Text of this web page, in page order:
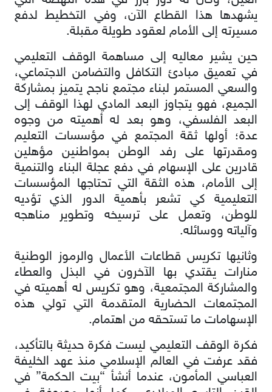
يشهدها هذا القطاع الآن، وفي التخطيط لدفع
مسيرته إلى الأمام لعقود طويلة مقبلة.
حين يشير معاليه إلى مساهمة الوقف التعليمي
في تعميق مبادئ التكافل والتضامن الاجتماعي،
والسعي المستمر لبناء مجتمع ناجح يتميز بمشاركة
الجميع، فهو يتجاوز البعد المادي لهذا الوقف إلى
البعد الفلسفي، وهو بعد له أهميته من وجوه
عدة؛ أولها ثقة المجتمع في مؤسسات التعليم
ومقدرتها على رفد الوطن بمواطنين مؤهلين
قادرين على الإسهام في دفع عجلة البناء والتنمية
إلى الأمام، هذه الثقة التي تحتاجها المؤسسات
التعليمية كي تشعر بأهمية الدور الذي تؤديه
للوطن، وتعمل على ترسيخه وتطوير مناهجه
وآلياته ووسائله.
وثانيها تكريس قطاعات الأعمال والرموز الوطنية
منارات يقتدي بها الآخرون في البذل والعطاء
والمشاركة المجتمعية، وهو تكريس له أهميته في
المجتمعات الحضارية المتقدمة التي تولي هذه
الإسهامات ما تستحقه من اهتمام.
فكرة الوقف التعليمي ليست فكرة حديثة بالتأكيد،
فقد عرفت في العالم الإسلامي منذ عهد الخليفة
العباسي المأمون، عندما أنشأ “بيت الحكمة” في